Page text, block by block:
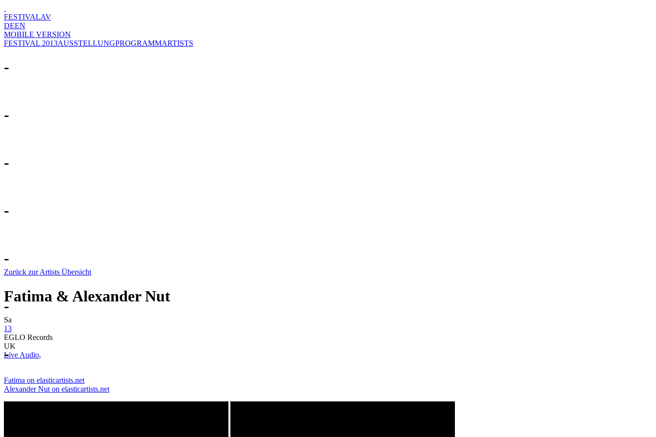
FESTIVALAV
DEEN
MOBILE VERSION
FESTIVAL 2013AUSSTELLUNGPROGRAMMARTISTS
-
-
-
-
-
-
-
Zurück zur Artists Übersicht
Fatima & Alexander Nut
Sa
13
EGLO Records
UK
Live Audio,
Fatima on elasticartists.net
Alexander Nut on elasticartists.net